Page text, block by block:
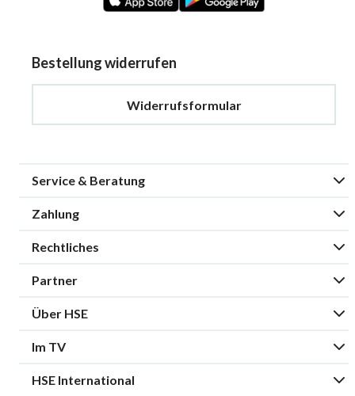
Bestellung widerrufen
Widerrufsformular
Service & Beratung
Zahlung
Rechtliches
Partner
Über HSE
Im TV
HSE International